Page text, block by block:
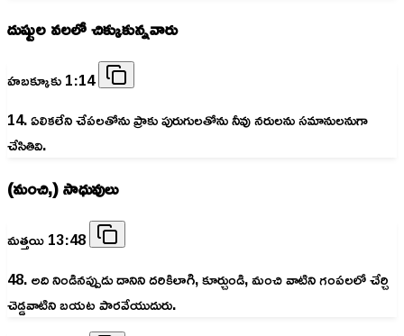
దుష్టుల వలలో చిక్కుకున్నవారు
హబక్కూకు 1:14
14. ఏలికలేని చేపలతోను ప్రాకు పురుగులతోను నీవు నరులను సమానులనుగా
చేసితివి.
(మంచి,) సాధువులు
మత్తయి 13:48
48. అది నిండినప్పుడు దానిని దరికిలాగి, కూర్చుండి, మంచి వాటిని గంపలలో చేర్చి
చెడ్డవాటిని బయట పారవేయుదురు.